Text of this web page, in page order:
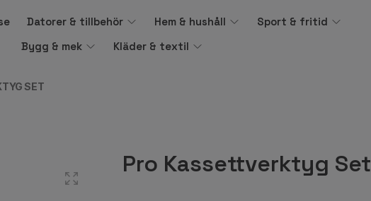
Datorer & tillbehör Hem & hushåll
Sport & fritid
Bygg & mek
Kläder & textil
SET
Pro Kassettverktyg Set